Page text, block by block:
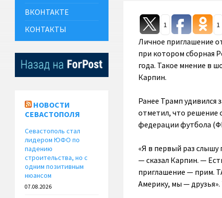
1 1
Личное приглашение
при котором сборная
года. Такое мнение в
Карпин.
Ранее Трамп удивился
отметил, что решение
федерации футбола
«Я в первый раз слышу
— сказал Карпин. —
приглашение — прим.
Америку, мы — друзья».
ВКОНТАКТЕ
КОНТАКТЫ
НОВОСТИ
СЕВАСТОПОЛЯ
Севастополь стал
лидером ЮФО по
падению
строительства, но с
одним позитивным
нюансом
07.08.2026